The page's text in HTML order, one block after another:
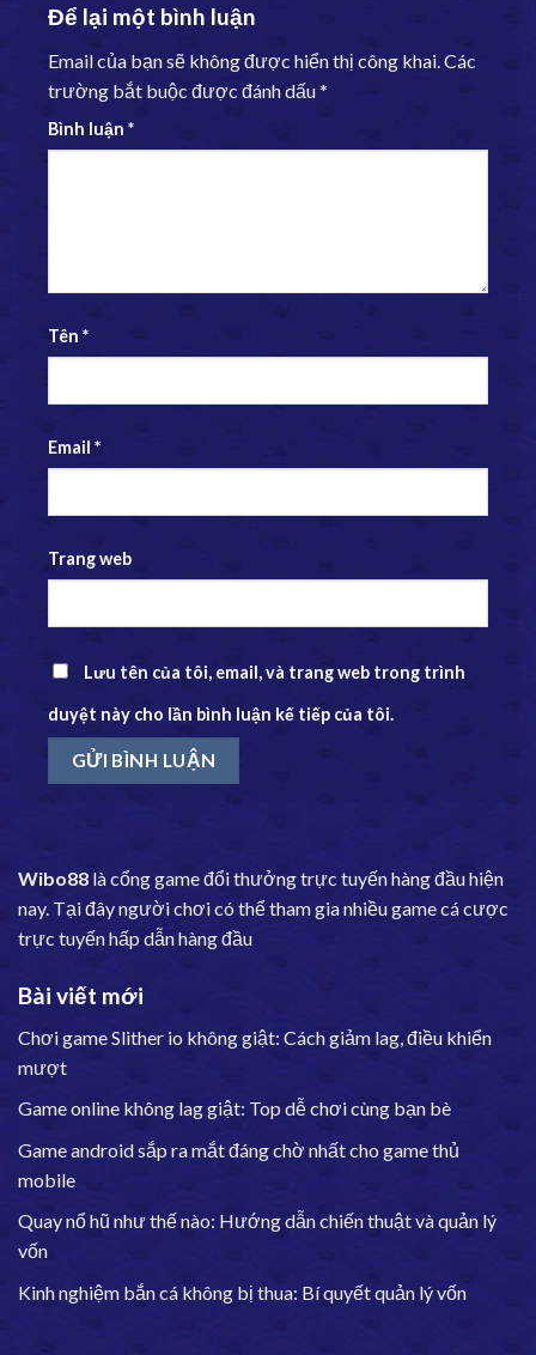
Để lại một bình luận
Email của bạn sẽ không được hiển thị công khai.Các
trường bắt buộc được đánh dấu*
Bình luận *
Tên *
Email *
Trang web
Lưu tên của tôi, email, và trang web trong trình
duyệt này cho lần bình luận kế tiếp của tôi.
Wibo88 là cổng game đổi thưởng trực tuyến hàng đầu hiện
nay. Tại đây người chơi có thể tham gia nhiều game cá cược
trực tuyến hấp dẫn hàng đầu
Bài viết mới
Chơi game Slither io không giật: Cách giảm lag, điều khiển
mượt
Game online không lag giật: Top dễ chơi cùng bạn bè
Game android sắp ra mắt đáng chờ nhất cho game thủ
mobile
Quay nổ hũ như thế nào: Hướng dẫn chiến thuật và quản lý
vốn
Kinh nghiệm bắn cá không bị thua: Bí quyết quản lý vốn